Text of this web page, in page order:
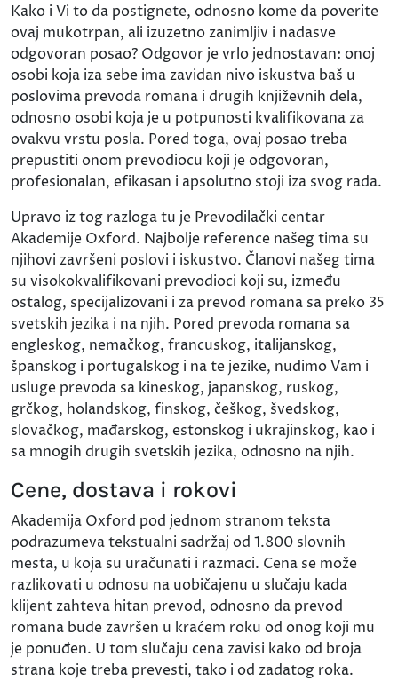
Kako i Vi to da postignete, odnosno kome da poverite
ovaj mukotrpan, ali izuzetno zanimljiv i nadasve
odgovoran posao? Odgovor je vrlo jednostavan: onoj
osobi koja iza sebe ima zavidan nivo iskustva baš u
poslovima prevoda romana i drugih književnih dela,
odnosno osobi koja je u potpunosti kvalifikovana za
ovakvu vrstu posla. Pored toga, ovaj posao treba
prepustiti onom prevodiocu koji je odgovoran,
profesionalan, efikasan i apsolutno stoji iza svog rada.
Upravo iz tog razloga tu je Prevodilački centar
Akademije Oxford. Najbolje reference našeg tima su
njihovi završeni poslovi i iskustvo. Članovi našeg tima
su visokokvalifikovani prevodioci koji su, između
ostalog, specijalizovani i za prevod romana sa preko 35
svetskih jezika i na njih. Pored prevoda romana sa
engleskog, nemačkog, francuskog, italijanskog,
španskog i portugalskog i na te jezike, nudimo Vam i
usluge prevoda sa kineskog, japanskog, ruskog,
grčkog, holandskog, finskog, češkog, švedskog,
slovačkog, mađarskog, estonskog i ukrajinskog, kao i
sa mnogih drugih svetskih jezika, odnosno na njih.
Cene, dostava i rokovi
Akademija Oxford pod jednom stranom teksta
podrazumeva tekstualni sadržaj od 1.800 slovnih
mesta, u koja su uračunati i razmaci. Cena se može
razlikovati u odnosu na uobičajenu u slučaju kada
klijent zahteva hitan prevod, odnosno da prevod
romana bude završen u kraćem roku od onog koji mu
je ponuđen. U tom slučaju cena zavisi kako od broja
strana koje treba prevesti, tako i od zadatog roka.